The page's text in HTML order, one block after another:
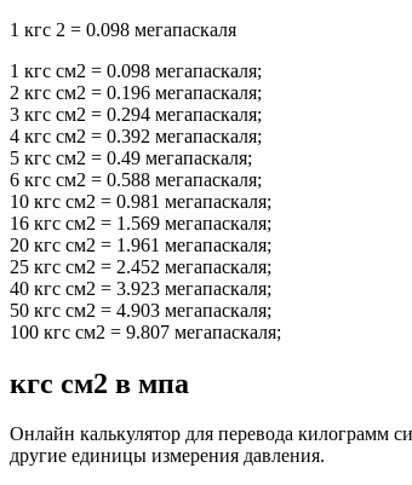
1 кгс 2 = 0.098 мегапаскаля
1 кгс см2 = 0.098 мегапаскаля;
2 кгс см2 = 0.196 мегапаскаля;
3 кгс см2 = 0.294 мегапаскаля;
4 кгс см2 = 0.392 мегапаскаля;
5 кгс см2 = 0.49 мегапаскаля;
6 кгс см2 = 0.588 мегапаскаля;
10 кгс см2 = 0.981 мегапаскаля;
16 кгс см2 = 1.569 мегапаскаля;
20 кгс см2 = 1.961 мегапаскаля;
25 кгс см2 = 2.452 мегапаскаля;
40 кгс см2 = 3.923 мегапаскаля;
50 кгс см2 = 4.903 мегапаскаля;
100 кгс см2 = 9.807 мегапаскаля;
кгс см2 в мпа
Онлайн калькулятор для перевода килограмм
другие единицы измерения давления.